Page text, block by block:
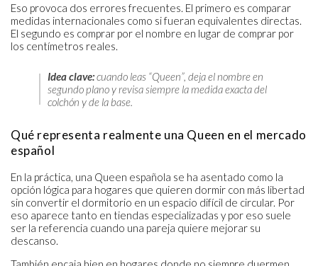
Eso provoca dos errores frecuentes. El primero es comparar
medidas internacionales como si fueran equivalentes directas.
El segundo es comprar por el nombre en lugar de comprar por
los centímetros reales.
Idea clave:cuando leas “Queen”, deja el nombre en
segundo plano y revisa siempre la medida exacta del
colchón y de la base.
Qué representa realmente una Queen en el mercado
español
En la práctica, una Queen española se ha asentado como la
opción lógica para hogares que quieren dormir con más libertad
sin convertir el dormitorio en un espacio difícil de circular. Por
eso aparece tanto en tiendas especializadas y por eso suele
ser la referencia cuando una pareja quiere mejorar su
descanso.